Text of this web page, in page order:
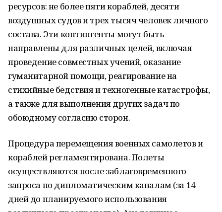
ресурсов: не более пяти кораблей, десяти
воздушных судов и трех тысяч человек личного
состава. Эти контингенты могут быть
направлены для различных целей, включая
проведение совместных учений, оказание
гуманитарной помощи, реагирование на
стихийные бедствия и техногенные катастрофы,
а также для выполнения других задач по
обоюдному согласию сторон.
Процедура перемещения военных самолетов и
кораблей регламентирована. Полеты
осуществляются после заблаговременного
запроса по дипломатическим каналам (за 14
дней до планируемого использования